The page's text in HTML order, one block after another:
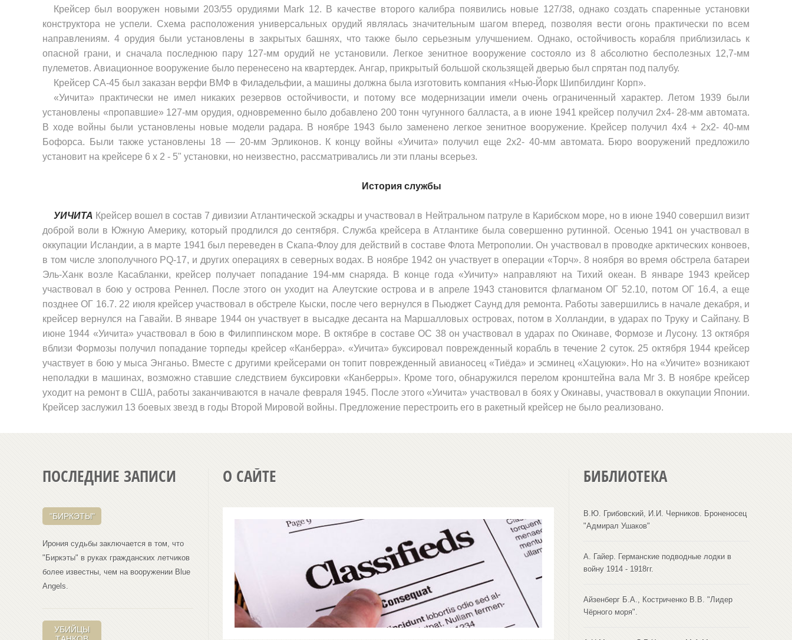
Крейсер был вооружен новыми 203/55 орудиями Mark 12. В качестве второго калибра появились новые 127/38, однако создать спаренные установки
конструктора не успели. Схема расположения универсальных орудий являлась значительным шагом вперед, позво­ляя вести огонь практически по всем
направлениям. 4 орудия были установлены в закрытых башнях, что также было серьезным улуч­шением. Однако, остойчивость корабля приблизилась к
опасной гра­ни, и сначала последнюю пару 127-мм орудий не установили. Легкое зенитное вооружение состояло из 8 абсолютно бесполезных 12,7-мм
пулеметов. Авиационное вооружение было перенесено на квартер­дек. Ангар, прикрытый большой скользящей дверью был спрятан под палубу.
Крейсер СА-45 был заказан верфи ВМФ в Филадельфии, а ма­шины должна была изготовить компания «Нью-Йорк Шипбилдинг Корп».
«Уичита» практически не имел никаких резервов остойчивости, и потому все модернизации имели очень ограниченный характер. Ле­том 1939 были
установлены «пропавшие» 127-мм орудия, одновре­менно было добавлено 200 тонн чугунного балласта, а в июне 1941 крейсер получил 2x4- 28-мм автомата.
В ходе войны были уста­новлены новые модели радара. В ноябре 1943 было заменено лег­кое зенитное вооружение. Крейсер получил 4x4 + 2x2- 40-мм
Бофорса. Были также установлены 18 — 20-мм Эрликонов. К концу войны «Уичита» получил еще 2x2- 40-мм автомата. Бюро воору­жений предложило
установит на крейсере 6 х 2 - 5" установки, но неизвестно, рассматривались ли эти планы всерьез.
История службы
УИЧИТА Крейсер вошел в состав 7 дивизии Атлантической эс­кадры и участвовал в Нейтральном патруле в Карибском море, но в июне 1940 совершил визит
доброй воли в Южную Америку, кото­рый продлился до сентября. Служба крейсера в Атлантике была совершенно рутинной. Осенью 1941 он участвовал в
оккупации Исландии, а в марте 1941 был переведен в Скапа-Флоу для дей­ствий в составе Флота Метрополии. Он участвовал в проводке арктических конвоев,
в том числе злополучного РQ-17, и других операциях в северных водах. В ноябре 1942 он участвует в опера­ции «Торч». 8 ноября во время обстрела батареи
Эль-Ханк возле Касабланки, крейсер получает попадание 194-мм снаряда. В конце года «Уичиту» направляют на Тихий океан. В январе 1943 крейсер
участвовал в бою у острова Реннел. После этого он уходит на Алеутские острова и в апреле 1943 становится флагманом ОГ 52.10, потом ОГ 16.4, а еще
позднее ОГ 16.7. 22 июля крейсер участвовал в обстреле Кыски, после чего вернулся в Пьюджет Саунд для ре­монта. Работы завершились в начале декабря, и
крейсер вернулся на Гавайи. В январе 1944 он участвует в высадке десанта на Маршалловых островах, потом в Холландии, в ударах по Труку и Сай­пану. В
июне 1944 «Уичита» участвовал в бою в Филиппинском море. В октябре в составе ОС 38 он участвовал в ударах по Оки­наве, Формозе и Лусону. 13 октября
вблизи Формозы получил попа­дание торпеды крейсер «Канберра». «Уичита» буксировал повреж­денный корабль в течение 2 суток. 25 октября 1944 крейсер
уча­ствует в бою у мыса Энганьо. Вместе с другими крейсерами он топит поврежденный авианосец «Тиёда» и эсминец «Хацуюки». Но на «Уичите» возникают
неполадки в машинах, возможно ставшие следствием буксировки «Канберры». Кроме того, обнаружился пе­релом кронштейна вала Мг 3. В ноябре крейсер
уходит на ремонт в США, работы заканчиваются в начале февраля 1945. После это­го «Уичита» участвовал в боях у Окинавы, участвовал в оккупации Японии.
Крейсер заслужил 13 боевых звезд в годы Второй Миро­вой войны. Предложение перестроить его в ракетный крейсер не было реализовано.
ПОСЛЕДНИЕ ЗАПИСИ
"БИРКЭТЫ"
Ирония судьбы заключается в том, что
"Биркэты" в руках гражданских летчиков
более известны, чем на вооружении Blue
Angеls.
УБИЙЦЫ
О САЙТЕ БИБЛИОТЕКА
В.Ю. Грибовский, И.И. Черников. Броненосец
"Адмирал Ушаков"
А. Гайер. Германские подводные лодки в
войну 1914 - 1918гг.
Айзенберг Б.А., Костриченко В.В. "Лидер
Чёрного моря".